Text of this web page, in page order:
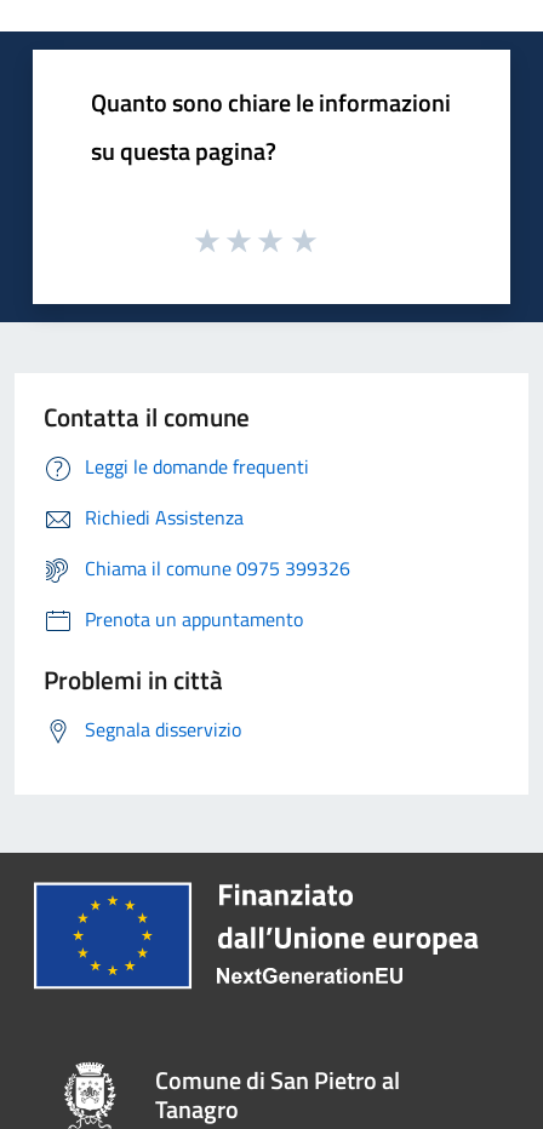
Quanto sono chiare le informazioni
su questa pagina?
Contatta il comune
Leggi le domande frequenti
Richiedi Assistenza
Chiama il comune 0975 399326
Prenota un appuntamento
Problemi in città
Segnala disservizio
Comune di San Pietro al
Tanagro